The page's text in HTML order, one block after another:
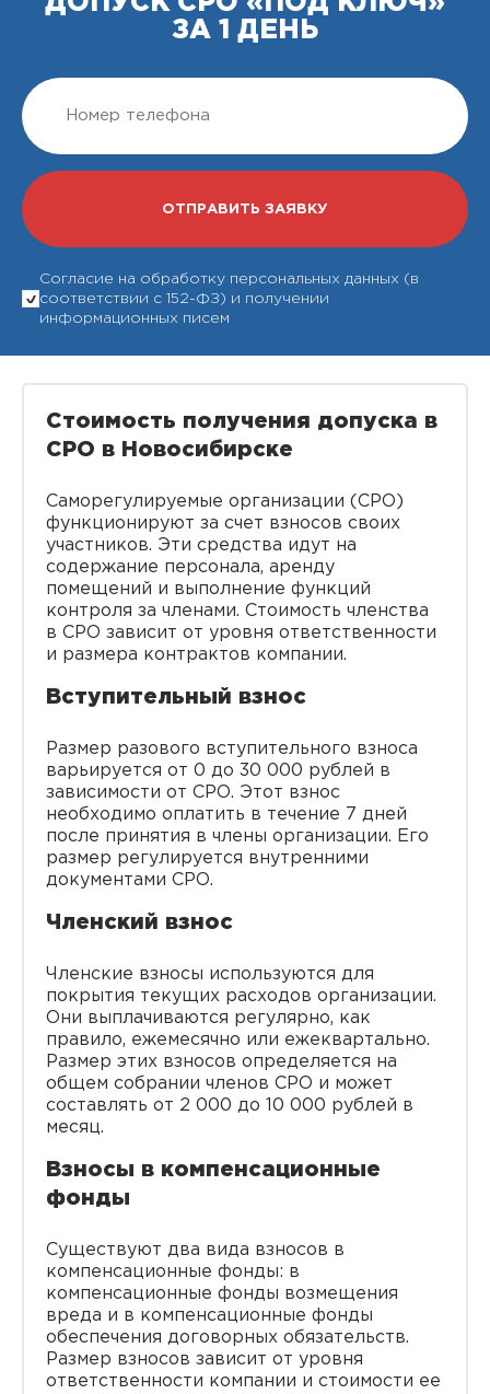
ЗА 1 ДЕНЬ
Согласие на обработку персональных данных (в
соответствии с 152-ФЗ) и получении
информационных писем
Стоимость получения допуска в
СРО в Новосибирске
Саморегулируемые организации (СРО)
функционируют за счет взносов своих
участников. Эти средства идут на
содержание персонала, аренду
помещений и выполнение функций
контроля за членами. Стоимость членства
в СРО зависит от уровня ответственности
и размера контрактов компании.
Вступительный взнос
Размер разового вступительного взноса
варьируется от 0 до 30 000 рублей в
зависимости от СРО. Этот взнос
необходимо оплатить в течение 7 дней
после принятия в члены организации. Его
размер регулируется внутренними
документами СРО.
Членский взнос
Членские взносы используются для
покрытия текущих расходов организации.
Они выплачиваются регулярно, как
правило, ежемесячно или ежеквартально.
Размер этих взносов определяется на
общем собрании членов СРО и может
составлять от 2 000 до 10 000 рублей в
месяц.
Взносы в компенсационные
фонды
Существуют два вида взносов в
компенсационные фонды: в
компенсационные фонды возмещения
вреда и в компенсационные фонды
обеспечения договорных обязательств.
Размер взносов зависит от уровня
ответственности компании и стоимости ее